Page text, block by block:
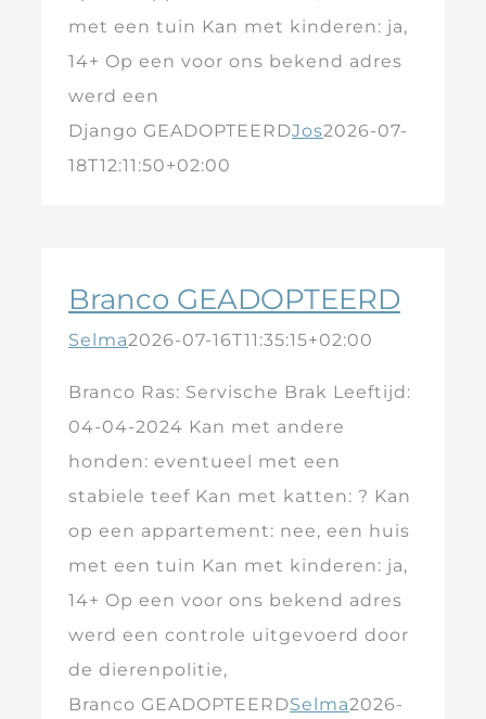
met een tuin Kan met kinderen: ja,
14+ Op een voor ons bekend adres
werd een
Django GEADOPTEERDJos2026-07-
18T12:11:50+02:00
Branco GEADOPTEERD
Selma2026-07-16T11:35:15+02:00
Branco Ras: Servische Brak Leeftijd:
04-04-2024 Kan met andere
honden: eventueel met een
stabiele teef Kan met katten: ? Kan
op een appartement: nee, een huis
met een tuin Kan met kinderen: ja,
14+ Op een voor ons bekend adres
werd een controle uitgevoerd door
de dierenpolitie,
Branco GEADOPTEERDSelma2026-